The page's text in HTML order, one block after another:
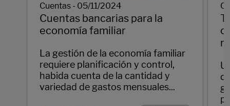
Cuentas - 05/11/2024
Cuentas bancarias para la
economía familiar
La gestión de la economía familiar
requiere planificación y control,
habida cuenta de la cantidad y
variedad de gastos mensuales...